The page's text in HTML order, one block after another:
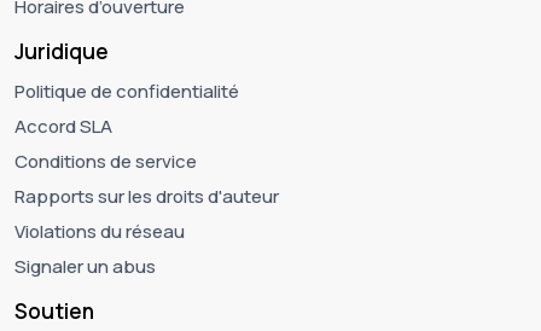
Horaires d’ouverture
Juridique
Politique de confidentialité
Accord SLA
Conditions de service
Rapports sur les droits d'auteur
Violations du réseau
Signaler un abus
Soutien